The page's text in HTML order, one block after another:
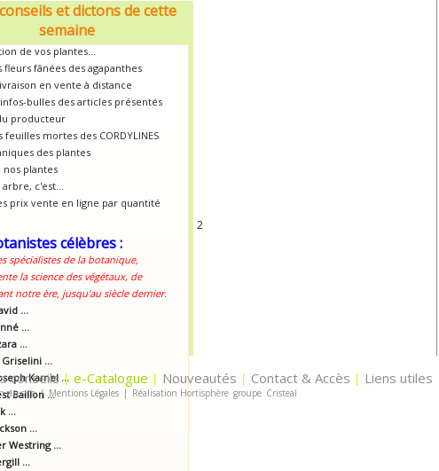
et dictons de cette
semaine
de vos plantes...
fleurs fânées des agapanthes
en vente à distance
bulles des articles présentés
producteur
feuilles mortes des CORDYLINES
des plantes
nos plantes
c'est...
prix vente en ligne par quantité
2
célèbres :
spécialistes de la botanique,
la science des végétaux, de
notre ère, jusqu'au siècle dernier.
...
...
...
...
Kamel ...
Baillon ...
...
...
Westring ...
...
conseils | e-Catalogue | Nouveautés | Contact & Accès | Liens utiles
du site| Mentions Légales | Réalisation Hortisphère groupe Cristeal